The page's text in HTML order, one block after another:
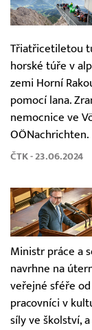
Třiatřicetiletou
horské túře v
zemi Horní
pomocí lana.
nemocnice ve
OÖNachrichten.
ČTK - 23.06.2024
Ministr práce a
navrhne na
veřejné sféře
pracovníci v
síly ve školství,